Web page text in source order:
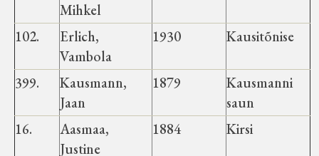
Mihkel
102.
Erlich,
Vambola
1930 Kausitõnise
399.
Kausmann,
Jaan
1879
Kausmanni
saun
16.
Aasmaa,
Justine
1884 Kirsi